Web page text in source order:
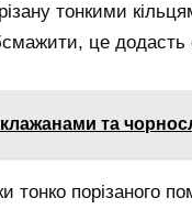
тонкими
це додасть
та
тонко порізаного